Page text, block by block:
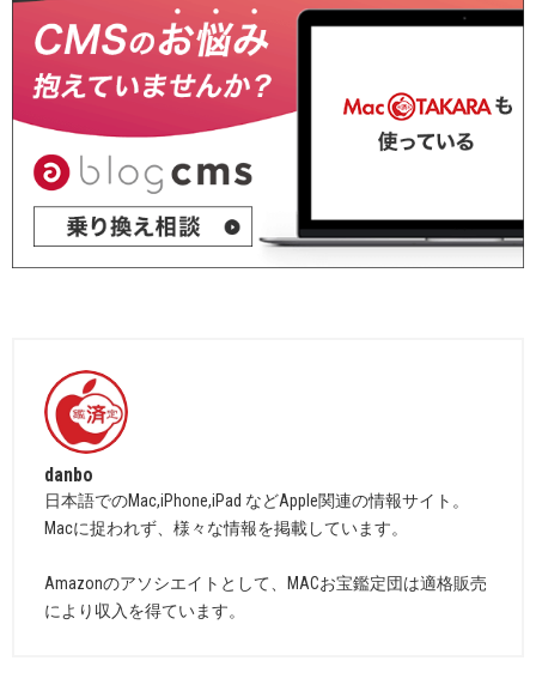
danbo
日本語でのMac,iPhone,iPad などApple関連の情報サイト。
Macに捉われず、様々な情報を掲載しています。
Amazonのアソシエイトとして、MACお宝鑑定団は適格販売
により収入を得ています。